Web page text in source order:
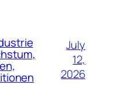
July
12,
2026